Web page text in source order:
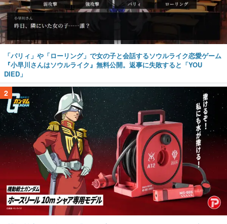
「パリィ」や「ローリング」で女の子と会話するソウルライク恋愛ゲーム
『小早川さんはソウルライク』無料公開。返事に失敗すると「YOU
DIED」
2